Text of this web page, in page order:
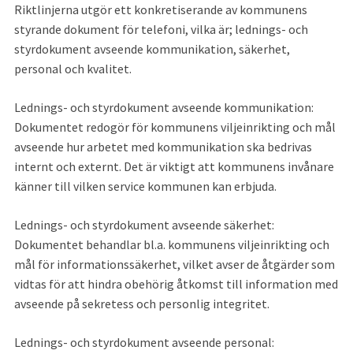
Riktlinjerna utgör ett konkretiserande av kommunens
styrande dokument för telefoni, vilka är; lednings- och
styrdokument avseende kommunikation, säkerhet,
personal och kvalitet.
Lednings- och styrdokument avseende kommunikation:
Dokumentet redogör för kommunens viljeinrikting och mål
avseende hur arbetet med kommunikation ska bedrivas
internt och externt. Det är viktigt att kommunens invånare
känner till vilken service kommunen kan erbjuda.
Lednings- och styrdokument avseende säkerhet:
Dokumentet behandlar bl.a. kommunens viljeinrikting och
mål för informationssäkerhet, vilket avser de åtgärder som
vidtas för att hindra obehörig åtkomst till information med
avseende på sekretess och personlig integritet.
Lednings- och styrdokument avseende personal: